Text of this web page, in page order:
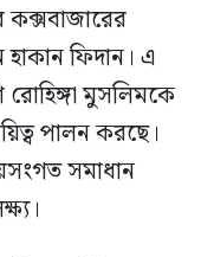
ফিদান। এ
রোহিঙ্গা মুসলিমকে
পালন করছে।
সমাধান